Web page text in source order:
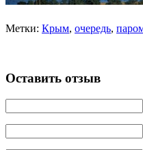
Метки: Крым, очередь,
Оставить отзыв